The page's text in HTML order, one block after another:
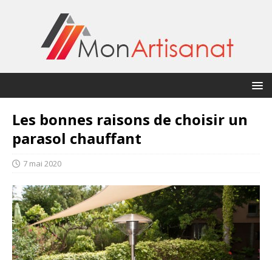
Les bonnes raisons de choisir un
parasol chauffant
7 mai 2020